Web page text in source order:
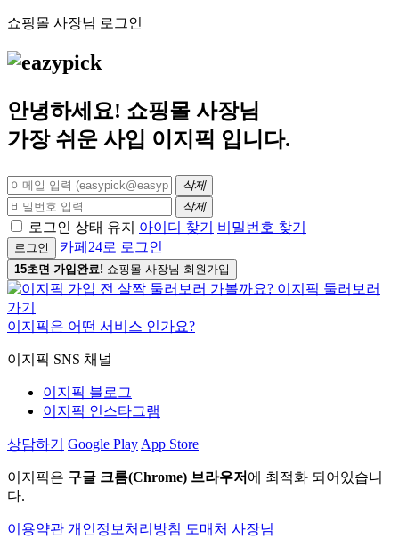
쇼핑몰 사장님 로그인
안녕하세요! 쇼핑몰 사장님
가장 쉬운 사입 이지픽 입니다.
삭제
삭제
로그인 상태 유지 아이디 찾기 비밀번호 찾기
로그인 카페24로 로그인
15초면 가입완료! 쇼핑몰 사장님 회원가입
이지픽은 어떤 서비스 인가요?
이지픽 SNS 채널
이지픽 블로그
이지픽 인스타그램
상담하기 Google Play App Store
이지픽은 구글 크롬(Chrome) 브라우저 에 최적화 되어있습니
다.
이용약관 개인정보처리방침 도매처 사장님